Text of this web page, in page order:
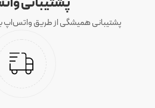
پشتیبانی همیشگی از طریق واتس‌اپ